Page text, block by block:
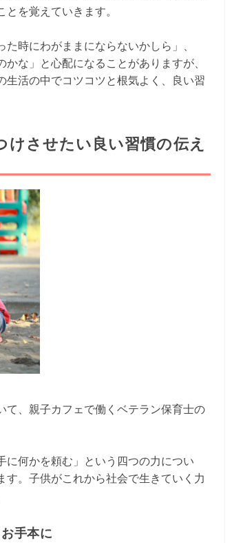
を覚えていきます。
時にわがままにならないかしら」、
な」と心配になることがありますが、
活の中でコツコツと根気よく、良い習
させたい良い習慣の伝え
、親子カフェで働くベテラン保育士の
に何かを頼む」という四つの力につい
。子供がこれから社会で生きていく力
手本に